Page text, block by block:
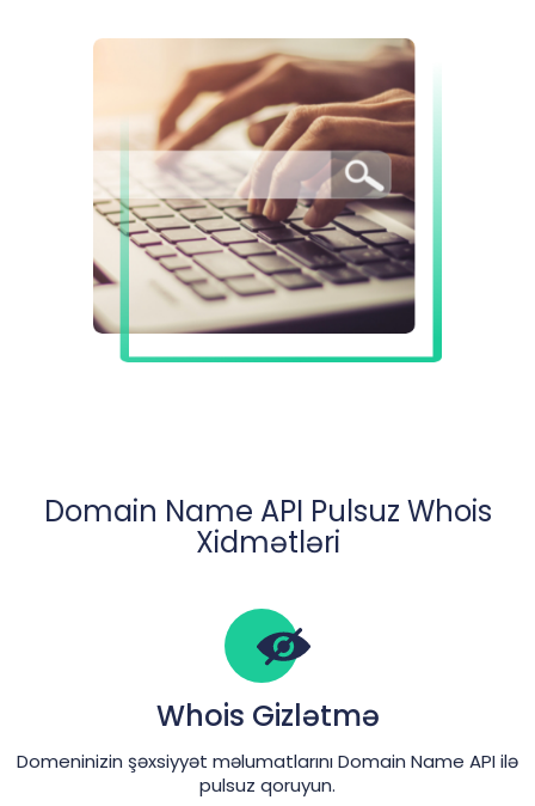
Domain Name API Pulsuz Whois
Xidmətləri
Whois Gizlətmə
Domeninizin şəxsiyyət məlumatlarını Domain Name API ilə
pulsuz qoruyun.